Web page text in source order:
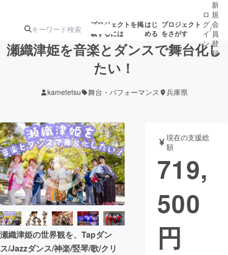
プロジェクトを掲
載するには
はじ
める
プロジェクト
をさがす
ターン
注目の新着プロ
ジェクト
募集終了が近いプ
ロジェクト
されます
アート・写真 音楽
テクノロジー・ガジェット ゲーム・サ
映像・映画
ビジネス・起業
まちづくり・地域活性化
ロ
グ
イ
ン
/
新
規
会
員
登
録
瀬織津姫を音楽とダンスで舞台化し
たい！
kametetsu 舞台・パフォーマンス 兵庫県
瀬織津姫の世界観を、Tapダン
ス/Jazzダンス/神楽/竪琴/歌/クリ
現在の支援総
額
719,
500
円